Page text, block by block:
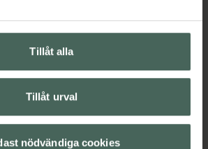
Tillåt alla
Tillåt urval
nödvändiga cookies
Visa
produkter inom
Brun utan sol-mousse